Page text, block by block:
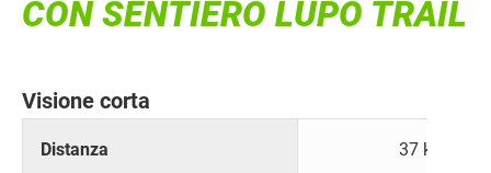
CON SENTIERO LUPO TRAIL
Visione corta
Distanza 37 km